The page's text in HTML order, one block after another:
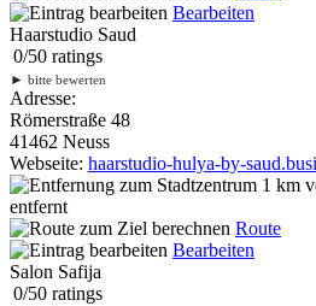
Bearbeiten
Haarstudio Saud
0/50 ratings
► bitte bewerten
Adresse:
Römerstraße 48
41462 Neuss
Webseite: haarstudio-hulya-by-
1 km
entfernt
Route
Bearbeiten
Salon Safija
0/50 ratings